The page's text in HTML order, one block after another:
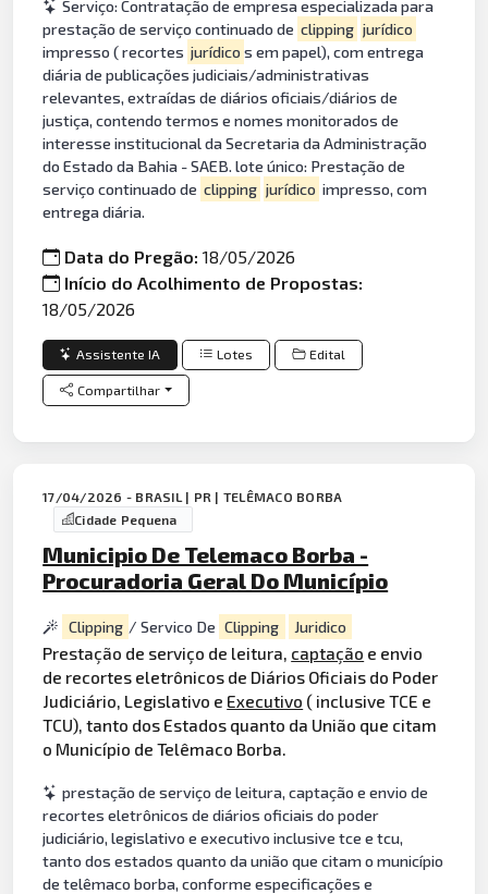
Serviço: Contratação de empresa especializada para
prestação de serviço continuado de clipping jurídico
impresso ( recortes jurídico s em papel), com entrega
diária de publicações judiciais/administrativas
relevantes, extraídas de diários oficiais/diários de
justiça, contendo termos e nomes monitorados de
interesse institucional da Secretaria da Administração
do Estado da Bahia - SAEB. lote único: Prestação de
serviço continuado de clipping jurídico impresso, com
entrega diária.
Data do Pregão:18/05/2026
Início do Acolhimento de Propostas:
18/05/2026
Assistente IA Lotes Edital
Compartilhar
17/04/2026 - BRASIL | PR | TELÊMACO BORBA
Cidade Pequena
Municipio De Telemaco Borba -
Procuradoria Geral Do Município
Clipping / Servico De Clipping Juridico
Prestação de serviço de leitura, captação e envio
de recortes eletrônicos de Diários Oficiais do Poder
Judiciário, Legislativo e Executivo ( inclusive TCE e
TCU), tanto dos Estados quanto da União que citam
o Município de Telêmaco Borba.
prestação de serviço de leitura, captação e envio de
recortes eletrônicos de diários oficiais do poder
judiciário, legislativo e executivo inclusive tce e tcu,
tanto dos estados quanto da união que citam o município
de telêmaco borba, conforme especificações e